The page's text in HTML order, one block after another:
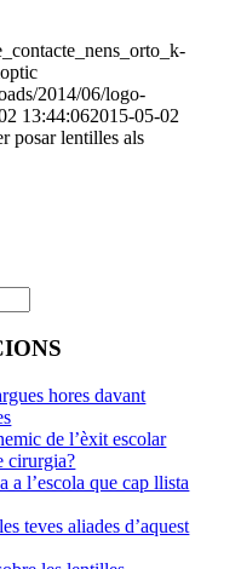
2014/06/logo-
13:44:062015-05-02
posar lentilles als
hores davant
de l’èxit escolar
cirurgia?
a l’escola que cap llista
teves aliades d’aquest